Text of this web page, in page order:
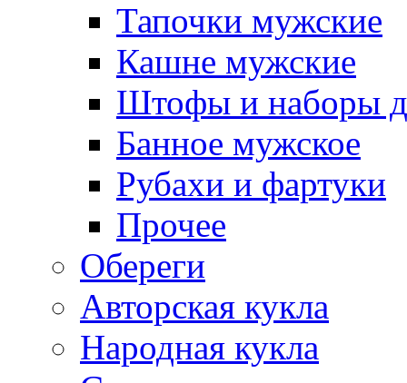
Тапочки мужские
Кашне мужские
Штофы и наборы
Банное мужское
Рубахи и фартуки
Прочее
Обереги
Авторская кукла
Народная кукла